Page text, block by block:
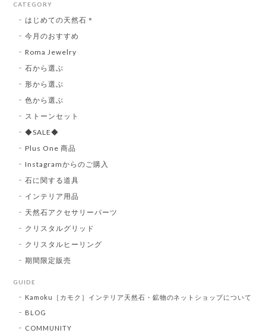
CATEGORY
はじめての天然石＊
今月のおすすめ
Roma Jewelry
石から選ぶ
形から選ぶ
色から選ぶ
ストーンセット
◆SALE◆
Plus One 商品
Instagramからのご購入
石に関する道具
インテリア用品
天然石アクセサリーパーツ
クリスタルグリッド
クリスタルヒーリング
期間限定販売
GUIDE
Kamoku［カモク］インテリア天然石・鉱物のネットショップについて
BLOG
COMMUNITY